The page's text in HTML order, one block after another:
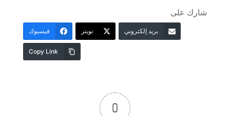
شارك على
فيسبوك تويتر بريد إلكتروني
Copy Link
0